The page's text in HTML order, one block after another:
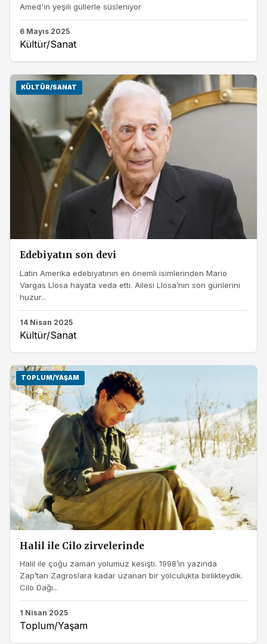
Amed'in yeşili güllerle süsleniyor
6 Mayıs 2025
Kültür/Sanat
KÜLTÜR/SANAT
Edebiyatın son devi
Latin Amerika edebiyatının en önemli isimlerinden Mario
Vargas Llosa hayata veda etti. Ailesi Llosa’nın son günlerini
huzur...
14 Nisan 2025
Kültür/Sanat
TOPLUM/YAŞAM
Halil ile Cilo zirvelerinde
Halil ile çoğu zaman yolumuz kesişti. 1998’in yazında
Zap’tan Zagroslara kadar uzanan bir yolculukta birlikteydik.
Cilo Dağı...
1 Nisan 2025
Toplum/Yaşam